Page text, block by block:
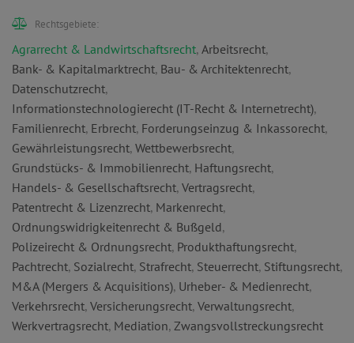
Rechtsgebiete:
Agrarrecht & Landwirtschaftsrecht, Arbeitsrecht,
Bank- & Kapitalmarktrecht, Bau- & Architektenrecht,
Datenschutzrecht,
Informationstechnologierecht (IT-Recht & Internetrecht),
Familienrecht, Erbrecht, Forderungseinzug & Inkassorecht,
Gewährleistungsrecht, Wettbewerbsrecht,
Grundstücks- & Immobilienrecht, Haftungsrecht,
Handels- & Gesellschaftsrecht, Vertragsrecht,
Patentrecht & Lizenzrecht, Markenrecht,
Ordnungswidrigkeitenrecht & Bußgeld,
Polizeirecht & Ordnungsrecht, Produkthaftungsrecht,
Pachtrecht, Sozialrecht, Strafrecht, Steuerrecht, Stiftungsrecht,
M&A (Mergers & Acquisitions), Urheber- & Medienrecht,
Verkehrsrecht, Versicherungsrecht, Verwaltungsrecht,
Werkvertragsrecht, Mediation, Zwangsvollstreckungsrecht